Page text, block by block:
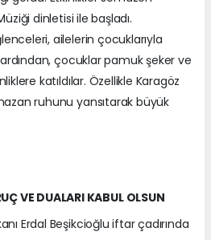
dinletisi ile başladı.
ailelerin çocuklarıyla
çocuklar pamuk şeker ve
katıldılar. Özellikle Karagöz
ruhunu yansıtarak büyük
VE DUALARI KABUL OLSUN
Erdal Beşikcioğlu iftar çadırında